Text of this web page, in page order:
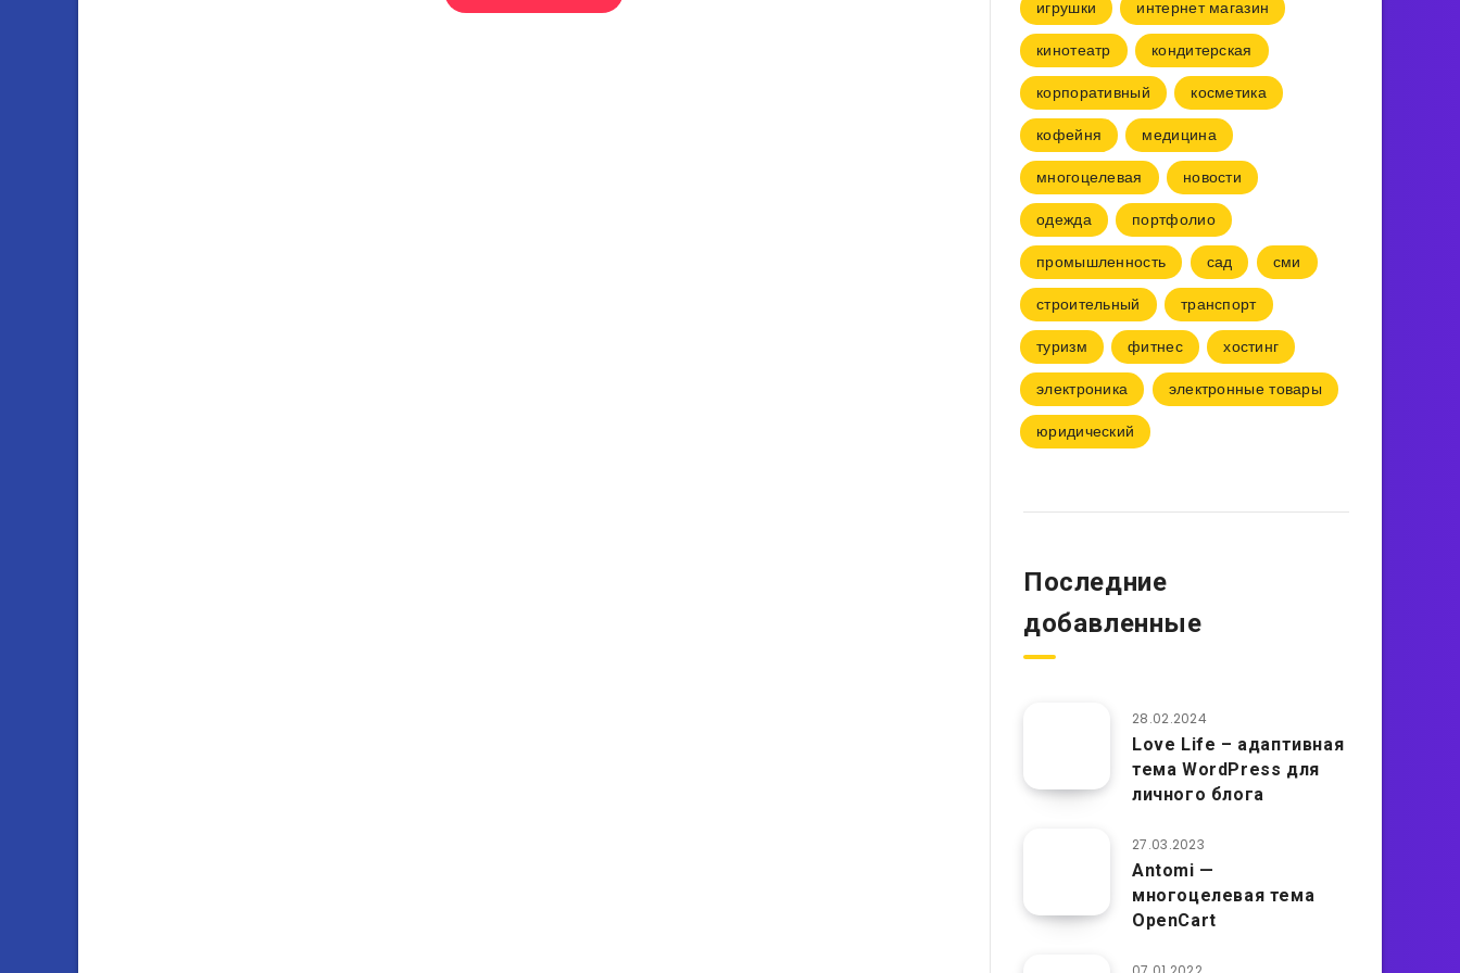
игрушки
интернет магазин
кинотеатр
кондитерская
корпоративный
косметика
кофейня
медицина
многоцелевая
новости
одежда
портфолио
промышленность
сад
сми
строительный
транспорт
туризм
фитнес
хостинг
электроника
электронные товары
юридический
Последние
добавленные
28.02.2024
Love Life – адаптивная
тема WordPress для
личного блога
27.03.2023
Antomi —
многоцелевая тема
OpenCart